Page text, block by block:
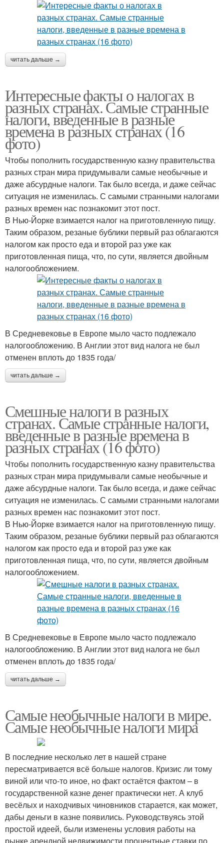
читать дальше →
Интересные факты о налогах в
разных странах. Самые странные
налоги, введенные в разные
времена в разных странах (16
фото)
Чтобы пополнить государственную казну правительства
разных стран мира придумывали самые необычные и
даже абсурдные налоги. Так было всегда, и даже сейчас
ситуация не изменилась. С самыми странными налогами
разных времен нас познакомит этот пост.
В Нью-Йорке взимается налог на приготовленную пищу.
Таким образом, резаные бублики первый раз облагаются
налогом как просто еда и второй раз уже как
приготовленная пища, что, по сути, является двойным
налогообложением.
В Средневековье в Европе мыло часто подлежало
налогообложению. В Англии этот вид налога не был
отменен вплоть до 1835 года/
читать дальше →
Смешные налоги в разных
странах. Самые странные налоги,
введенные в разные времена в
разных странах (16 фото)
Чтобы пополнить государственную казну правительства
разных стран мира придумывали самые необычные и
даже абсурдные налоги. Так было всегда, и даже сейчас
ситуация не изменилась. С самыми странными налогами
разных времен нас познакомит этот пост.
В Нью-Йорке взимается налог на приготовленную пищу.
Таким образом, резаные бублики первый раз облагаются
налогом как просто еда и второй раз уже как
приготовленная пища, что, по сути, является двойным
налогообложением.
В Средневековье в Европе мыло часто подлежало
налогообложению. В Англии этот вид налога не был
отменен вплоть до 1835 года/
читать дальше →
Самые необычные налоги в мире.
Самые необычные налоги мира
В последние несколько лет в нашей стране
пересматривается всё больше налогов. Кризис ли тому
виной или что-то иное, но факт остаётся фактом – в
государственной казне денег практически нет. А клуб
весёлых и находчивых чиновников старается, как может,
дабы деньги в казне появились. Руководствуясь этой
простой идеей, были изменены условия работы на